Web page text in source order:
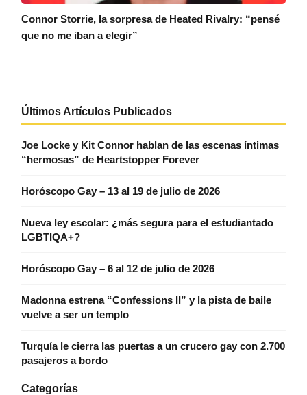
Connor Storrie, la sorpresa de Heated Rivalry: “pensé
que no me iban a elegir”
Últimos Artículos Publicados
Joe Locke y Kit Connor hablan de las escenas íntimas
“hermosas” de Heartstopper Forever
Horóscopo Gay – 13 al 19 de julio de 2026
Nueva ley escolar: ¿más segura para el estudiantado
LGBTIQA+?
Horóscopo Gay – 6 al 12 de julio de 2026
Madonna estrena “Confessions II” y la pista de baile
vuelve a ser un templo
Turquía le cierra las puertas a un crucero gay con 2.700
pasajeros a bordo
Categorías